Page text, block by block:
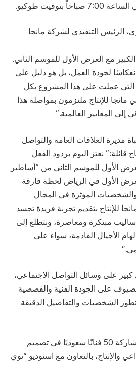
الرئيس التنفيذي لشركة مانجا
مع العرض الأول للموسم الثاني.
لجودة العمل، بل هو دليل على
التي عملت على هذا المشروع بكل
للإنتاج ملتزمون بمواصلة هذا
إلى المعايير العالمية.”
مديرة العلاقات العامة والتواصل
قائلة:” نعتز اليوم بردود الفعل
الأول للموسم الثاني من “أساطير
الأول في الرياض لحظة فارقة
المؤثرة في المجال
للإنتاج بتقديم تجربة فريدة تجسد
مبتكرة ومعاصرة، ونتطلع إلى
الأجيال القادمة، سواء على
على وسائل التواصل الاجتماعي،
على الجودة الفنية والقصصية
الشخصيات والتفاصيل الدقيقة
ويأتي هذا النجاح نتيجة لمشاركة 50 فنانًا سعوديًا في تصميم
والإنتاج، بالتعاون مع استوديو “توي